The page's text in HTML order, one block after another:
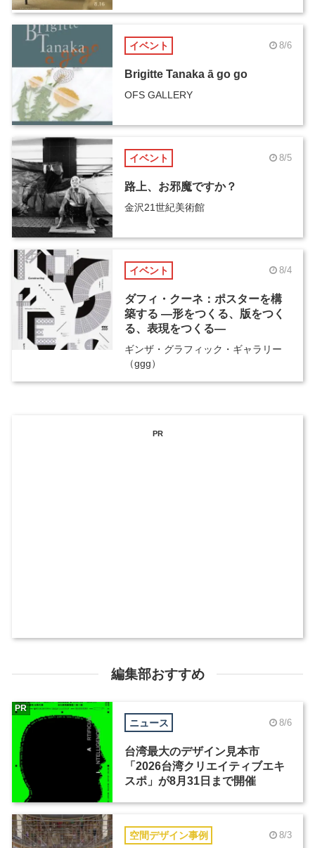
イベント 8/6
Brigitte Tanaka ā go go
OFS GALLERY
イベント 8/5
路上、お邪魔ですか？
金沢21世紀美術館
イベント 8/4
ダフィ・クーネ：ポスターを構
築する ―形をつくる、版をつく
る、表現をつくる―
ギンザ・グラフィック・ギャラリー
（ggg）
PR
編集部おすすめ
ニュース 8/6
台湾最大のデザイン見本市
「2026台湾クリエイティブエキ
スポ」が8月31日まで開催
PR
空間デザイン事例 8/3